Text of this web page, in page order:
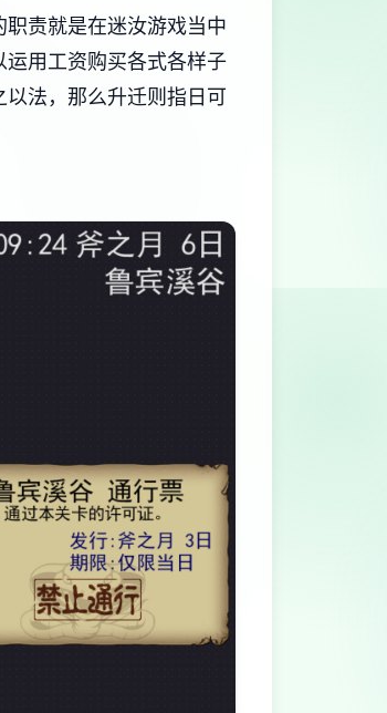
责就是在迷汝游戏当中
用工资购买各式各样子
法，那么升迁则指日可